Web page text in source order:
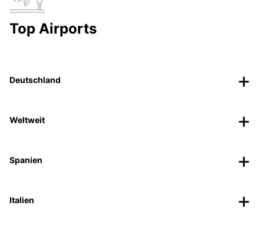
Top Airports
Deutschland
Weltweit
Spanien
Italien